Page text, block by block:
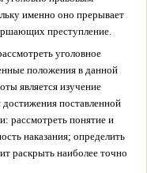
именно оно прерывает
преступление.
уголовное
положения в данной
является изучение
достижения поставленной
рассмотреть понятие и
наказания; определить
раскрыть наиболее точно